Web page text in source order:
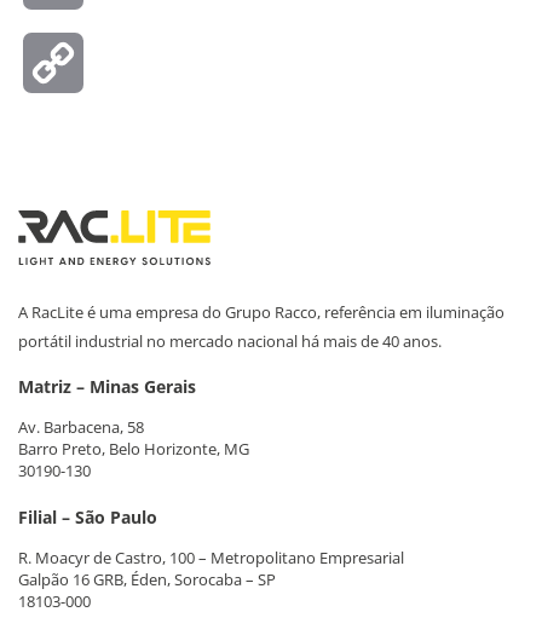
A RacLite é uma empresa do Grupo Racco, referência em iluminação
portátil industrial no mercado nacional há mais de 40 anos.
Matriz – Minas Gerais
Av. Barbacena, 58
Barro Preto, Belo Horizonte, MG
30190-130
Filial – São Paulo
R. Moacyr de Castro, 100 – Metropolitano Empresarial
Galpão 16 GRB, Éden, Sorocaba – SP
18103-000